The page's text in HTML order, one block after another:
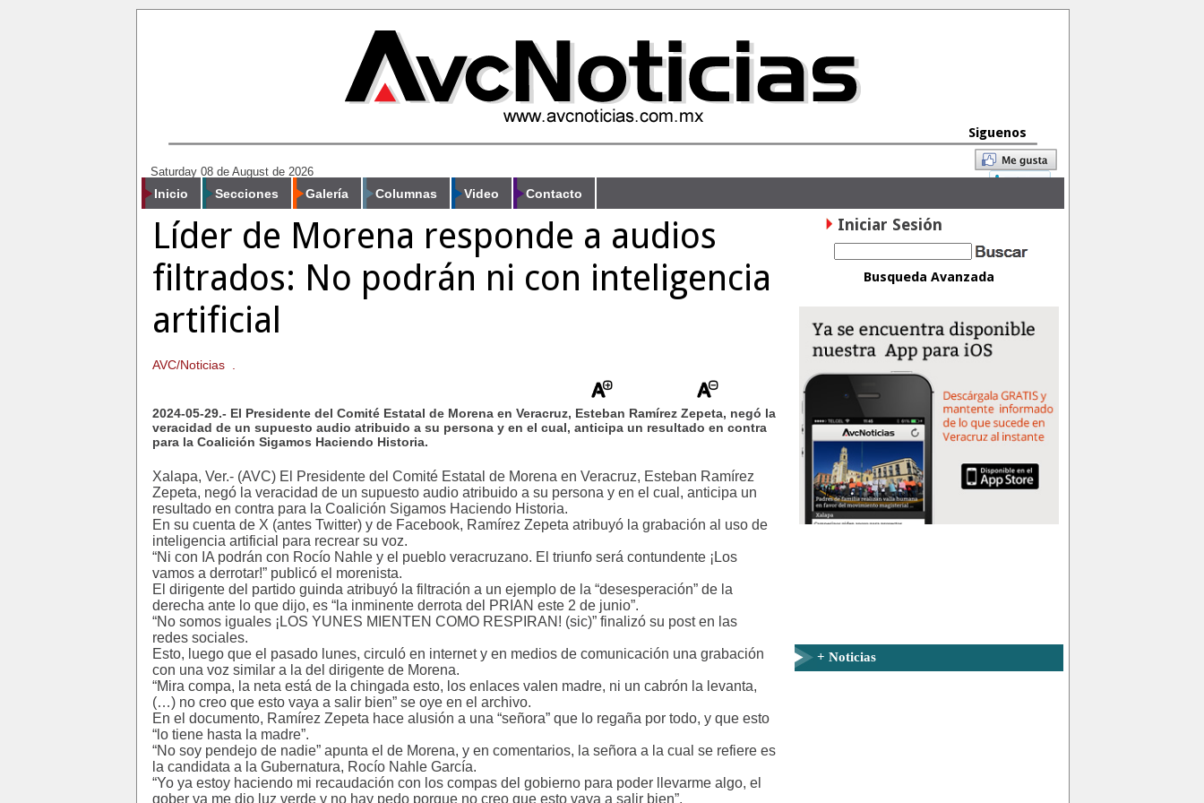
Siguenos
Saturday 08 de August de 2026
Inicio Secciones Galería Columnas Video Contacto
Líder de Morena responde a audios
filtrados: No podrán ni con inteligencia
artificial
AVC/Noticias .
2024-05-29.- El Presidente del Comité Estatal de Morena en Veracruz, Esteban Ramírez Zepeta, negó la
veracidad de un supuesto audio atribuido a su persona y en el cual, anticipa un resultado en contra
para la Coalición Sigamos Haciendo Historia.
Xalapa, Ver.- (AVC) El Presidente del Comité Estatal de Morena en Veracruz, Esteban Ramírez
Zepeta, negó la veracidad de un supuesto audio atribuido a su persona y en el cual, anticipa un
resultado en contra para la Coalición Sigamos Haciendo Historia.
En su cuenta de X (antes Twitter) y de Facebook, Ramírez Zepeta atribuyó la grabación al uso de
inteligencia artificial para recrear su voz.
“Ni con IA podrán con Rocío Nahle y el pueblo veracruzano. El triunfo será contundente ¡Los
vamos a derrotar!” publicó el morenista.
El dirigente del partido guinda atribuyó la filtración a un ejemplo de la “desesperación” de la
derecha ante lo que dijo, es “la inminente derrota del PRIAN este 2 de junio”.
“No somos iguales ¡LOS YUNES MIENTEN COMO RESPIRAN! (sic)” finalizó su post en las
redes sociales.
Esto, luego que el pasado lunes, circuló en internet y en medios de comunicación una grabación
con una voz similar a la del dirigente de Morena.
“Mira compa, la neta está de la chingada esto, los enlaces valen madre, ni un cabrón la levanta,
(…) no creo que esto vaya a salir bien” se oye en el archivo.
En el documento, Ramírez Zepeta hace alusión a una “señora” que lo regaña por todo, y que esto
“lo tiene hasta la madre”.
“No soy pendejo de nadie” apunta el de Morena, y en comentarios, la señora a la cual se refiere es
la candidata a la Gubernatura, Rocío Nahle García.
“Yo ya estoy haciendo mi recaudación con los compas del gobierno para poder llevarme algo, el
gober ya me dio luz verde y no hay pedo porque no creo que esto vaya a salir bien”.
Iniciar Sesión
Busqueda Avanzada
+ Noticias